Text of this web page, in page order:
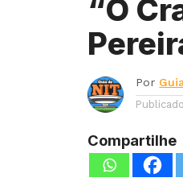
“O
Por
Compartilhe